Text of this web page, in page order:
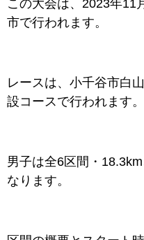
この大会は、2023年11
市で行われます。
レースは、小千谷市白
設コースで行われます。
男子は全6区間・
なります。